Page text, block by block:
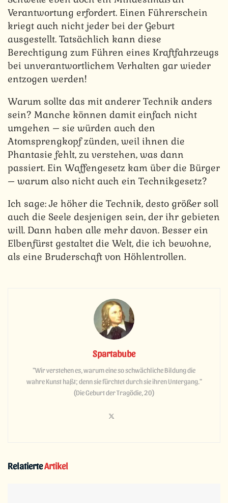
Verantwortung erfordert. Einen Führerschein
kriegt auch nicht jeder bei der Geburt
ausgestellt. Tatsächlich kann diese
Berechtigung zum Führen eines Kraftfahrzeugs
bei unverantwortlichem Verhalten gar wieder
entzogen werden!
Warum sollte das mit anderer Technik anders
sein? Manche können damit einfach nicht
umgehen – sie würden auch den
Atomsprengkopf zünden, weil ihnen die
Phantasie fehlt, zu verstehen, was dann
passiert. Ein Waffengesetz kam über die Bürger
– warum also nicht auch ein Technikgesetz?
Ich sage: Je höher die Technik, desto größer soll
auch die Seele desjenigen sein, der ihr gebieten
will. Dann haben alle mehr davon. Besser ein
Elbenfürst gestaltet die Welt, die ich bewohne,
als eine Bruderschaft von Höhlentrollen.
Spartabube
"Wir verstehen es, warum eine so schwächliche Bildung die
wahre Kunst haßt; denn sie fürchtet durch sie ihren Untergang."
(Die Geburt der Tragödie, 20)
RelatierteArtikel